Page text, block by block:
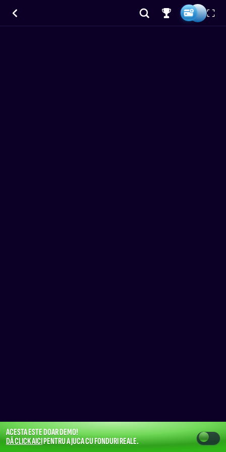
ACESTA ESTE DOAR DEMO!
DĂ CLICK AICIPENTRU A JUCA CU FONDURI REALE.